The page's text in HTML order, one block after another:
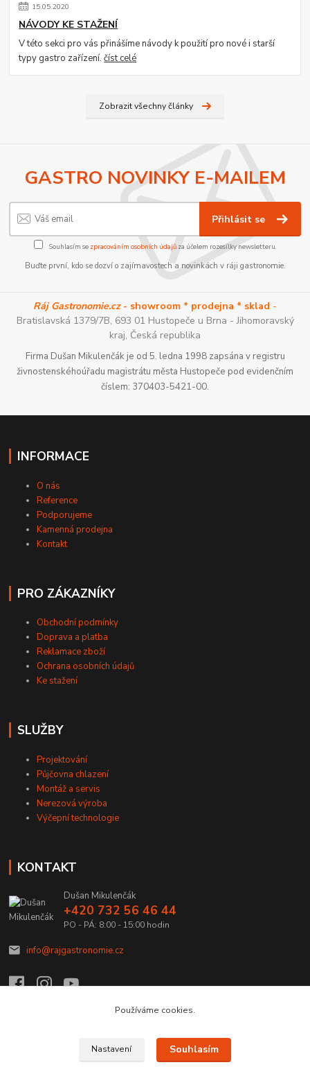
15.05.2020
NÁVODY KE STAŽENÍ
V této sekci pro vás přinášíme návody k použití pro nové i starší
typy gastro zařízení.číst celé
Zobrazit všechny články
GASTRO NOVINKY E-MAILEM
Přihlásit se
Souhlasím se zpracováním osobních údajůza účelem rozesílky newsletteru.
Buďte první, kdo se dozví o zajímavostech a novinkách v ráji gastronomie.
Ráj Gastronomie.cz- showroom * prodejna * sklad -
Bratislavská 1379/7B, 693 01 Hustopeče u Brna - Jihomoravský
kraj, Česká republika
Firma Dušan Mikulenčák je od 5. ledna 1998 zapsána v registru
živnostenskéhoúřadu magistrátu města Hustopeče pod evidenčním
číslem: 370403-5421-00.
INFORMACE
O nás
Reference
Podporujeme
Kamenná prodejna
Kontakt
PRO ZÁKAZNÍKY
Obchodní podmínky
Doprava a platba
Reklamace zboží
Ochrana osobních údajů
Ke stažení
SLUŽBY
Projektování
Půjčovna chlazení
Montáž a servis
Nerezová výroba
Výčepní technologie
KONTAKT
Dušan Mikulenčák
+420 732 56 46 44
PO - PÁ: 8:00 - 15:00 hodin
info@rajgastronomie.cz
Upravit sběr cookies.
Používáme cookies.
Nastavení Souhlasím